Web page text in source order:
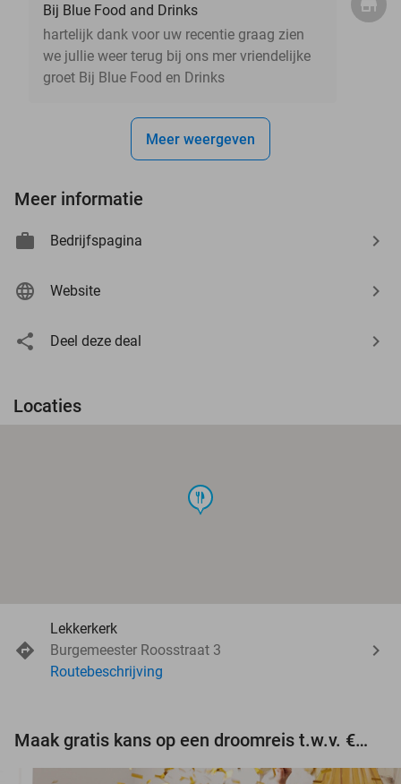
Bij Blue Food and Drinks
hartelijk dank voor uw recentie graag zien
we jullie weer terug bij ons mer vriendelijke
groet Bij Blue Food en Drinks
Meer weergeven
Meer informatie
Bedrijfspagina
Website
Deel deze deal
Locaties
food
Lekkerkerk
Burgemeester Roosstraat 3
Routebeschrijving
Maak gratis kans op een droomreis t.w.v. €3.000!